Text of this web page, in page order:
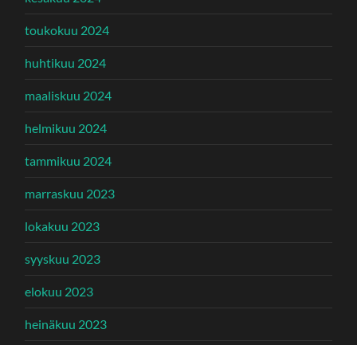
toukokuu 2024
huhtikuu 2024
maaliskuu 2024
helmikuu 2024
tammikuu 2024
marraskuu 2023
lokakuu 2023
syyskuu 2023
elokuu 2023
heinäkuu 2023